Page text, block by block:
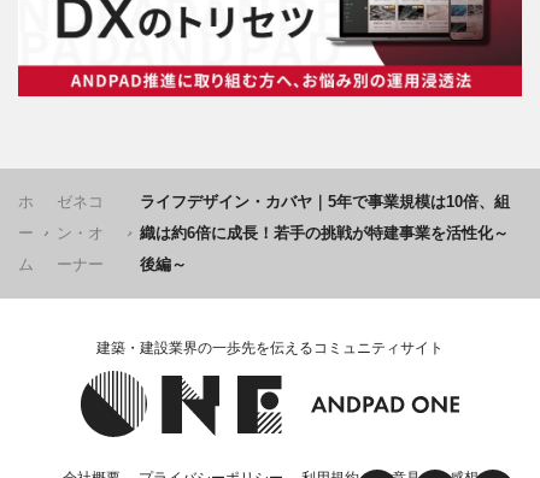
ホ
ー
ム
ゼネコ
ン・オ
ーナー
ライフデザイン・カバヤ｜5年で事業規模は10倍、組
織は約6倍に成長！若手の挑戦が特建事業を活性化～
後編～
建築・建設業界の一歩先を伝えるコミュニティサイト